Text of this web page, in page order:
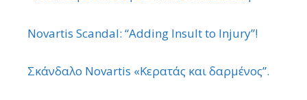
Novartis Scandal: “Adding Insult to Injury”!
Σκάνδαλο Novartis «Κερατάς και δαρμένος”.